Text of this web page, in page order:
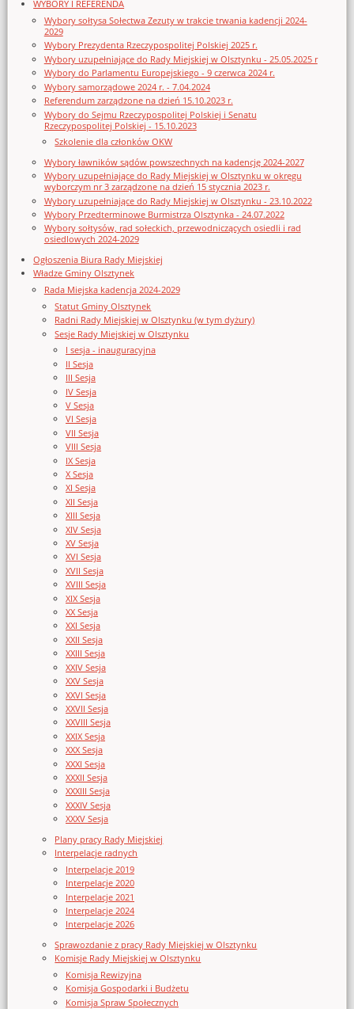
WYBORY I REFERENDA
Wybory sołtysa Sołectwa Zezuty w trakcie trwania kadencji 2024-
2029
Wybory Prezydenta Rzeczypospolitej Polskiej 2025 r.
Wybory uzupełniające do Rady Miejskiej w Olsztynku - 25.05.2025 r
Wybory do Parlamentu Europejskiego - 9 czerwca 2024 r.
Wybory samorządowe 2024 r. - 7.04.2024
Referendum zarządzone na dzień 15.10.2023 r.
Wybory do Sejmu Rzeczypospolitej Polskiej i Senatu
Rzeczypospolitej Polskiej - 15.10.2023
Szkolenie dla członków OKW
Wybory ławników sądów powszechnych na kadencję 2024-2027
Wybory uzupełniające do Rady Miejskiej w Olsztynku w okręgu
wyborczym nr 3 zarządzone na dzień 15 stycznia 2023 r.
Wybory uzupełniające do Rady Miejskiej w Olsztynku - 23.10.2022
Wybory Przedterminowe Burmistrza Olsztynka - 24.07.2022
Wybory sołtysów, rad sołeckich, przewodniczących osiedli i rad
osiedlowych 2024-2029
Ogłoszenia Biura Rady Miejskiej
Władze Gminy Olsztynek
Rada Miejska kadencja 2024-2029
Statut Gminy Olsztynek
Radni Rady Miejskiej w Olsztynku (w tym dyżury)
Sesje Rady Miejskiej w Olsztynku
I sesja - inauguracyjna
II Sesja
III Sesja
IV Sesja
V Sesja
VI Sesja
VII Sesja
VIII Sesja
IX Sesja
X Sesja
XI Sesja
XII Sesja
XIII Sesja
XIV Sesja
XV Sesja
XVI Sesja
XVII Sesja
XVIII Sesja
XIX Sesja
XX Sesja
XXI Sesja
XXII Sesja
XXIII Sesja
XXIV Sesja
XXV Sesja
XXVI Sesja
XXVII Sesja
XXVIII Sesja
XXIX Sesja
XXX Sesja
XXXI Sesja
XXXII Sesja
XXXIII Sesja
XXXIV Sesja
XXXV Sesja
Plany pracy Rady Miejskiej
Interpelacje radnych
Interpelacje 2019
Interpelacje 2020
Interpelacje 2021
Interpelacje 2024
Interpelacje 2026
Sprawozdanie z pracy Rady Miejskiej w Olsztynku
Komisje Rady Miejskiej w Olsztynku
Komisja Rewizyjna
Komisja Gospodarki i Budżetu
Komisja Spraw Społecznych